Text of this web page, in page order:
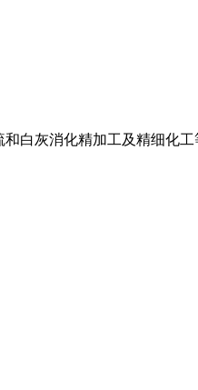
白灰消化精加工及精细化